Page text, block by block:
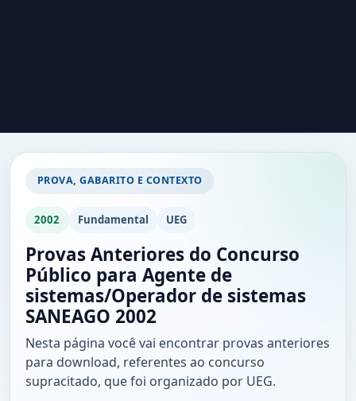
PROVA, GABARITO E CONTEXTO
2002 Fundamental UEG
Provas Anteriores do Concurso
Público para Agente de
sistemas/Operador de sistemas
SANEAGO 2002
Nesta página você vai encontrar provas anteriores
para download, referentes ao concurso
supracitado, que foi organizado por UEG.